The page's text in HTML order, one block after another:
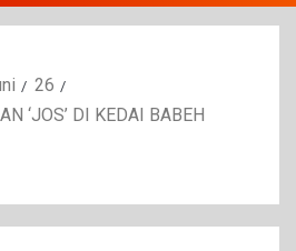
26
‘JOS’ DI KEDAI BABEH